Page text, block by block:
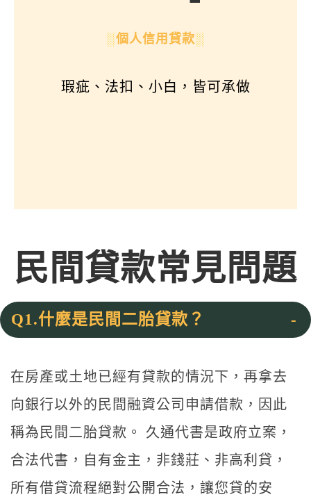
░個人信用貸款░
瑕疵、法扣、小白，皆可承做
民間貸款常見問題
Q1.什麼是民間二胎貸款？
在房產或土地已經有貸款的情況下，再拿去
向銀行以外的民間融資公司申請借款，因此
稱為民間二胎貸款。 久通代書是政府立案，
合法代書，自有金主，非錢莊、非高利貸，
所有借貸流程絕對公開合法，讓您貸的安